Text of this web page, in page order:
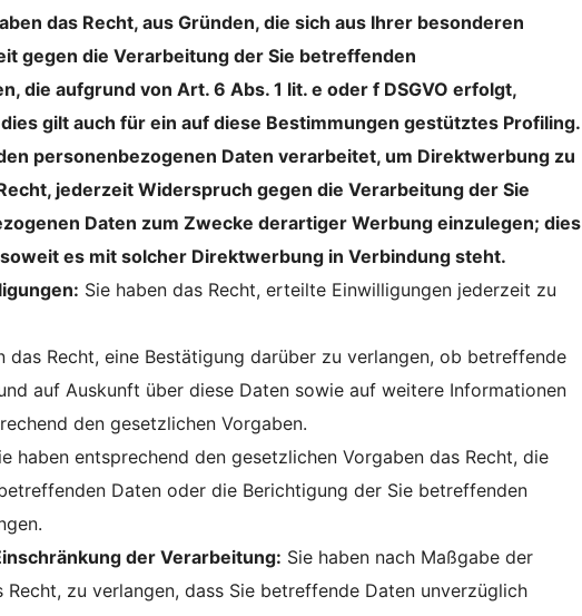
das Recht, aus Gründen, die sich aus Ihrer besonderen
gegen die Verarbeitung der Sie betreffenden
die aufgrund von Art. 6 Abs. 1 lit. e oder f DSGVO erfolgt,
gilt auch für ein auf diese Bestimmungen gestütztes Profiling.
personenbezogenen Daten verarbeitet, um Direktwerbung zu
jederzeit Widerspruch gegen die Verarbeitung der Sie
Daten zum Zwecke derartiger Werbung einzulegen; dies
es mit solcher Direktwerbung in Verbindung steht.
Sie haben das Recht, erteilte Einwilligungen jederzeit zu
das Recht, eine Bestätigung darüber zu verlangen, ob betreffende
auf Auskunft über diese Daten sowie auf weitere Informationen
den gesetzlichen Vorgaben.
haben entsprechend den gesetzlichen Vorgaben das Recht, die
Daten oder die Berichtigung der Sie betreffenden
der Verarbeitung: Sie haben nach Maßgabe der
zu verlangen, dass Sie betreffende Daten unverzüglich